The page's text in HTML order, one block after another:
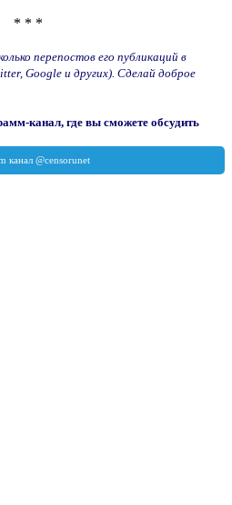
* * *
перепостов его публикаций в
Google и других). Сделай доброе
канал, где вы сможете обсудить